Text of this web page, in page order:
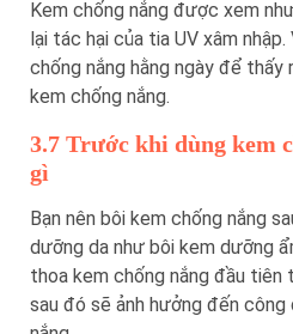
Kem chống nắng được xem
lại tác hại của tia UV xâm
chống nắng hằng ngày để
kem chống nắng.
3.7 Trước khi dùng kem
gì
Bạn nên bôi kem chống nắng
dưỡng da như bôi kem dưỡng
thoa kem chống nắng đầu tiên
sau đó sẽ ảnh hưởng đến công